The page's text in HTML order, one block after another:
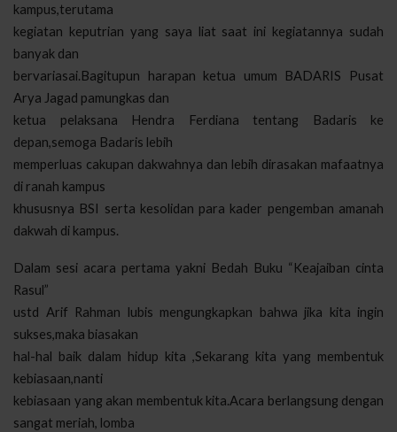
kampus,terutama
kegiatan keputrian yang saya liat saat ini kegiatannya sudah
banyak dan
bervariasai.Bagitupun harapan ketua umum BADARIS Pusat
Arya Jagad pamungkas dan
ketua pelaksana Hendra Ferdiana tentang Badaris ke
depan,semoga Badaris lebih
memperluas cakupan dakwahnya dan lebih dirasakan mafaatnya
di ranah kampus
khususnya BSI serta kesolidan para kader pengemban amanah
dakwah di kampus.
Dalam sesi acara pertama yakni Bedah Buku “Keajaiban cinta
Rasul”
ustd Arif Rahman lubis mengungkapkan bahwa jika kita ingin
sukses,maka biasakan
hal-hal baik dalam hidup kita ,Sekarang kita yang membentuk
kebiasaan,nanti
kebiasaan yang akan membentuk kita.Acara berlangsung dengan
sangat meriah, lomba